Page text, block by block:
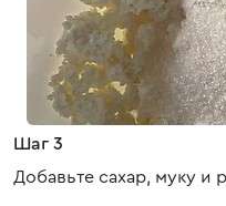
Шаг 3
Добавьте сахар, муку и